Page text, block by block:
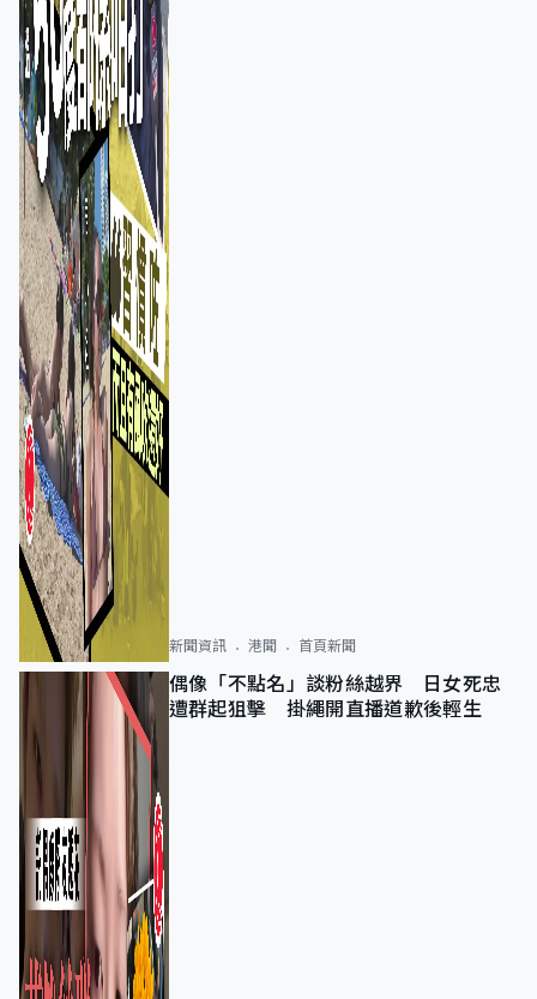
新聞資訊 港聞 首頁新聞
偶像「不點名」談粉絲越界 日女死忠
遭群起狙擊 掛繩開直播道歉後輕生